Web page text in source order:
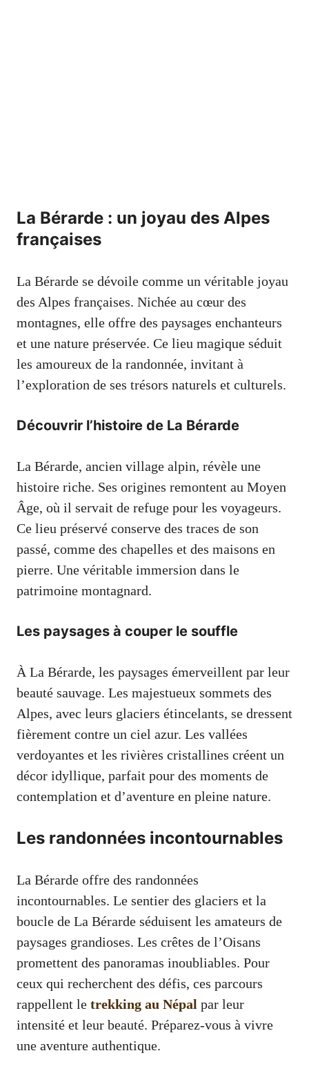
La Bérarde : un joyau des Alpes
françaises
La Bérarde se dévoile comme un véritable joyau
des Alpes françaises. Nichée au cœur des
montagnes, elle offre des paysages enchanteurs
et une nature préservée. Ce lieu magique séduit
les amoureux de la randonnée, invitant à
l’exploration de ses trésors naturels et culturels.
Découvrir l’histoire de La Bérarde
La Bérarde, ancien village alpin, révèle une
histoire riche. Ses origines remontent au Moyen
Âge, où il servait de refuge pour les voyageurs.
Ce lieu préservé conserve des traces de son
passé, comme des chapelles et des maisons en
pierre. Une véritable immersion dans le
patrimoine montagnard.
Les paysages à couper le souffle
À La Bérarde, les paysages émerveillent par leur
beauté sauvage. Les majestueux sommets des
Alpes, avec leurs glaciers étincelants, se dressent
fièrement contre un ciel azur. Les vallées
verdoyantes et les rivières cristallines créent un
décor idyllique, parfait pour des moments de
contemplation et d’aventure en pleine nature.
Les randonnées incontournables
La Bérarde offre des randonnées
incontournables. Le sentier des glaciers et la
boucle de La Bérarde séduisent les amateurs de
paysages grandioses. Les crêtes de l’Oisans
promettent des panoramas inoubliables. Pour
ceux qui recherchent des défis, ces parcours
rappellent le trekking au Népal par leur
intensité et leur beauté. Préparez-vous à vivre
une aventure authentique.